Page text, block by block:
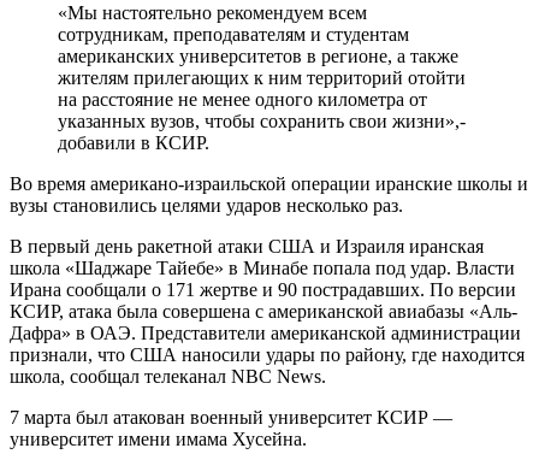
«Мы настоятельно рекомендуем всем
сотрудникам, преподавателям и студентам
американских университетов в регионе, а также
жителям прилегающих к ним территорий отойти
на расстояние не менее одного километра от
указанных вузов, чтобы сохранить свои жизни»,-
добавили в КСИР.
Во время американо-израильской операции иранские школы и
вузы становились целями ударов несколько раз.
В первый день ракетной атаки США и Израиля иранская
школа «Шаджаре Тайебе» в Минабе попала под удар. Власти
Ирана сообщали о 171 жертве и 90 пострадавших. По версии
КСИР, атака была совершена с американской авиабазы «Аль-
Дафра» в ОАЭ. Представители американской администрации
признали, что США наносили удары по району, где находится
школа, сообщал телеканал NBC News.
7 марта был атакован военный университет КСИР —
университет имени имама Хусейна.